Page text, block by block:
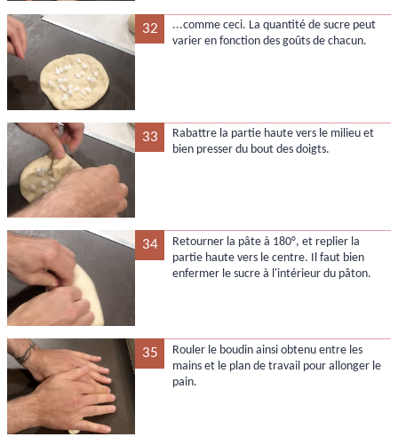
32
...comme ceci. La quantité de sucre peut
varier en fonction des goûts de chacun.
33
Rabattre la partie haute vers le milieu et
bien presser du bout des doigts.
34
Retourner la pâte à 180°, et replier la
partie haute vers le centre. Il faut bien
enfermer le sucre à l'intérieur du pâton.
35
Rouler le boudin ainsi obtenu entre les
mains et le plan de travail pour allonger le
pain.